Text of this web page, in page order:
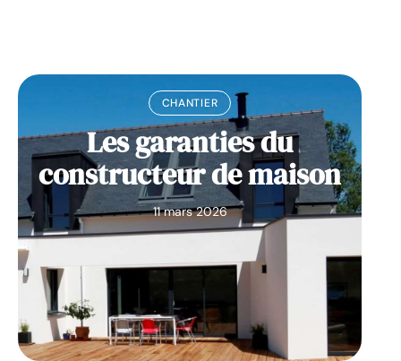
CHANTIER
Les garanties du
constructeur de maison
11 mars 2026